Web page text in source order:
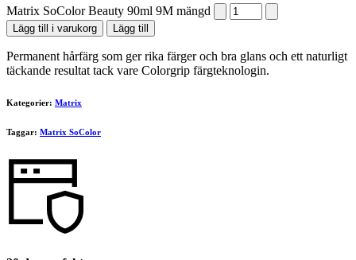
Matrix SoColor Beauty 90ml 9M mängd
Lägg till i varukorg Lägg till
Permanent hårfärg som ger rika färger och bra glans och ett naturligt
täckande resultat tack vare Colorgrip färgteknologin.
Kategorier: Matrix
Taggar: Matrix SoColor